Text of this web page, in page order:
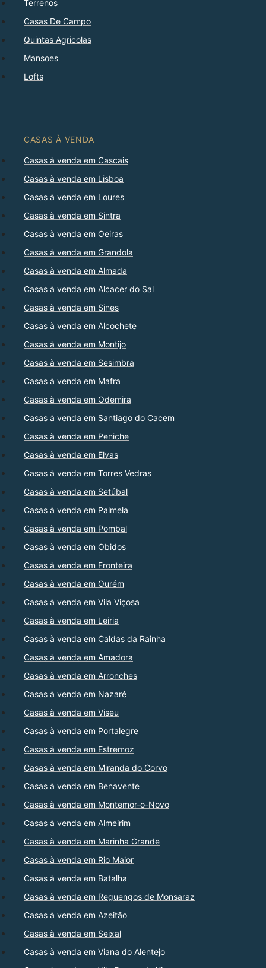
Terrenos
Casas De Campo
Quintas Agricolas
Mansoes
Lofts
CASAS À VENDA
Casas à venda em Cascais
Casas à venda em Lisboa
Casas à venda em Loures
Casas à venda em Sintra
Casas à venda em Oeiras
Casas à venda em Grandola
Casas à venda em Almada
Casas à venda em Alcacer do Sal
Casas à venda em Sines
Casas à venda em Alcochete
Casas à venda em Montijo
Casas à venda em Sesimbra
Casas à venda em Mafra
Casas à venda em Odemira
Casas à venda em Santiago do Cacem
Casas à venda em Peniche
Casas à venda em Elvas
Casas à venda em Torres Vedras
Casas à venda em Setúbal
Casas à venda em Palmela
Casas à venda em Pombal
Casas à venda em Obidos
Casas à venda em Fronteira
Casas à venda em Ourém
Casas à venda em Vila Viçosa
Casas à venda em Leiria
Casas à venda em Caldas da Rainha
Casas à venda em Amadora
Casas à venda em Arronches
Casas à venda em Nazaré
Casas à venda em Viseu
Casas à venda em Portalegre
Casas à venda em Estremoz
Casas à venda em Miranda do Corvo
Casas à venda em Benavente
Casas à venda em Montemor-o-Novo
Casas à venda em Almeirim
Casas à venda em Marinha Grande
Casas à venda em Rio Maior
Casas à venda em Batalha
Casas à venda em Reguengos de Monsaraz
Casas à venda em Azeitão
Casas à venda em Seixal
Casas à venda em Viana do Alentejo